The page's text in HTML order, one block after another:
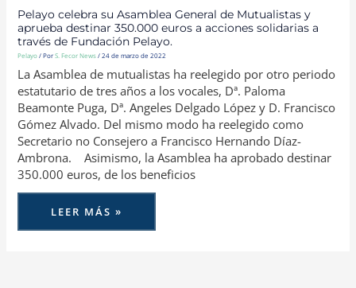
Pelayo celebra su Asamblea General de Mutualistas y
aprueba destinar 350.000 euros a acciones solidarias a
través de Fundación Pelayo.
Pelayo/ PorS. Fecor News/24 de marzo de 2022
La Asamblea de mutualistas ha reelegido por otro periodo
estatutario de tres años a los vocales, Dª. Paloma
Beamonte Puga, Dª. Angeles Delgado López y D. Francisco
Gómez Alvado. Del mismo modo ha reelegido como
Secretario no Consejero a Francisco Hernando Díaz-
Ambrona. Asimismo, la Asamblea ha aprobado destinar
350.000 euros, de los beneficios
LEER MÁS »